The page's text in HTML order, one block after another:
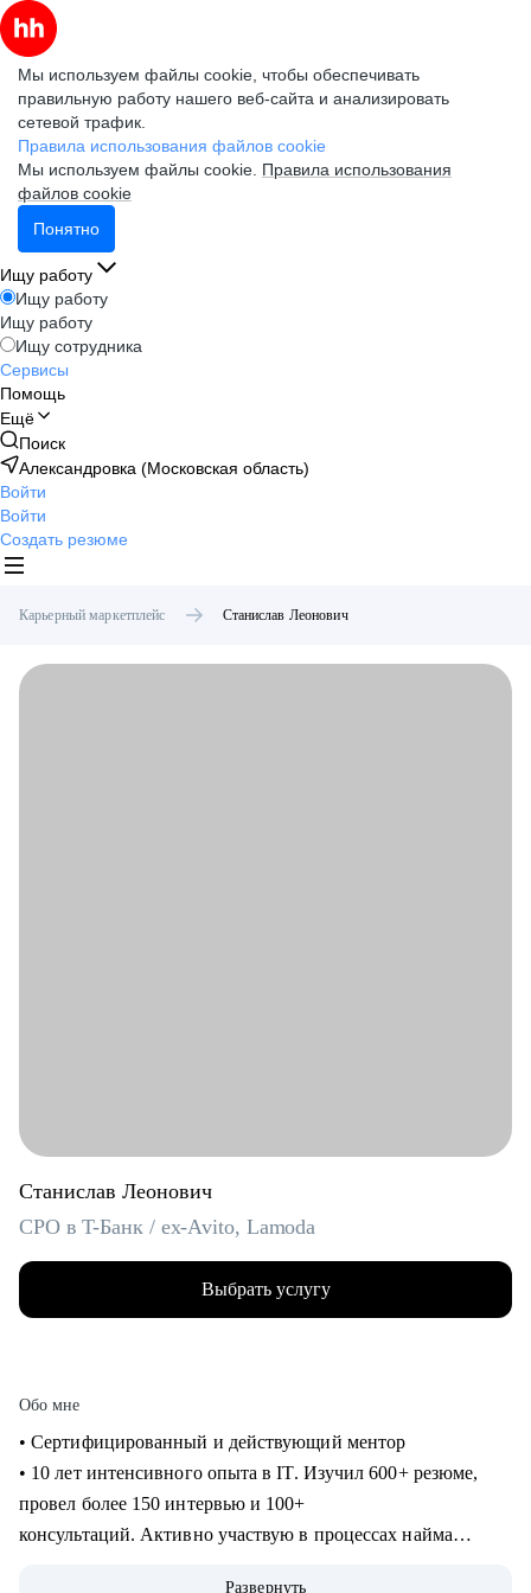
Мы используем файлы cookie, чтобы обеспечивать
правильную работу нашего веб-сайта и анализировать
сетевой трафик.
Правила использования файлов cookie
Мы используем файлы cookie. Правила использования
файлов cookie
Понятно
Ищу работу
Ищу работу
Ищу работу
Ищу сотрудника
Сервисы
Помощь
Ещё
Поиск
Александровка (Московская область)
Войти
Войти
Создать резюме
Карьерный маркетплейс Станислав Леонович
Станислав Леонович
CPO в T-Банк / ex-Avito, Lamoda
Выбрать услугу
Обо мне
• Сертифицированный и действующий ментор
• 10 лет интенсивного опыта в IT. Изучил 600+ резюме,
провел более 150 интервью и 100+
консультаций. Активно участвую в процессах найма
Развернуть